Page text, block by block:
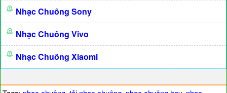
Nhạc Chuông Sony
Nhạc Chuông Vivo
Nhạc Chuông Xiaomi